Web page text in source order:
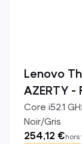
Lenovo
AZERTY -
Core i52.1
Noir/Gris
254,12 €hors